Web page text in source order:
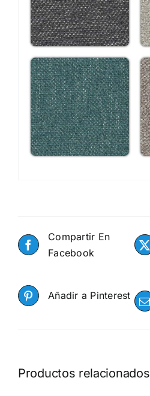
Compartir En
Facebook
Añadir a Pinterest
Productos relacionados